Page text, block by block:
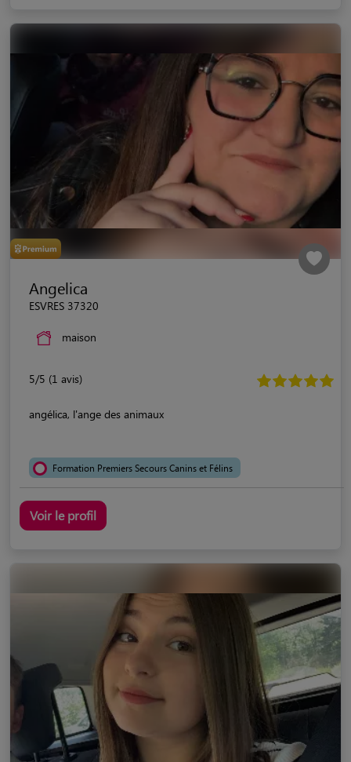
Angelica
ESVRES 37320
maison
5/5 (1 avis)
angélica, l'ange des animaux
Formation Premiers Secours Canins et Félins
Voir le profil